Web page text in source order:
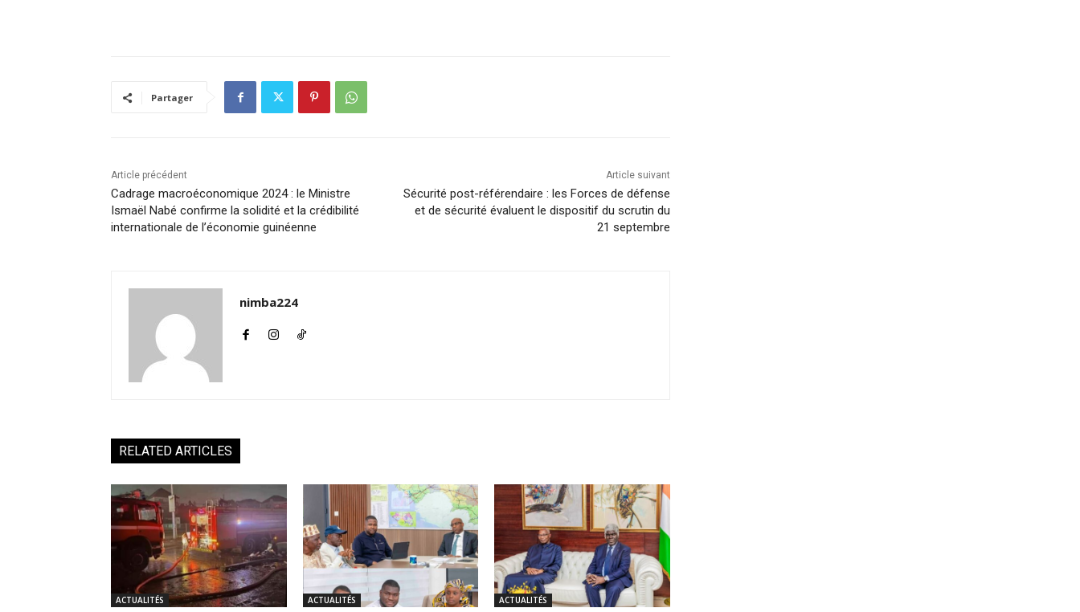
Partager
Article précédent
Cadrage macroéconomique 2024 : le Ministre
Ismaël Nabé confirme la solidité et la crédibilité
internationale de l’économie guinéenne
Article suivant
Sécurité post-référendaire : les Forces de défense
et de sécurité évaluent le dispositif du scrutin du
21 septembre
nimba224
RELATED ARTICLES
ACTUALITÉS ACTUALITÉS ACTUALITÉS